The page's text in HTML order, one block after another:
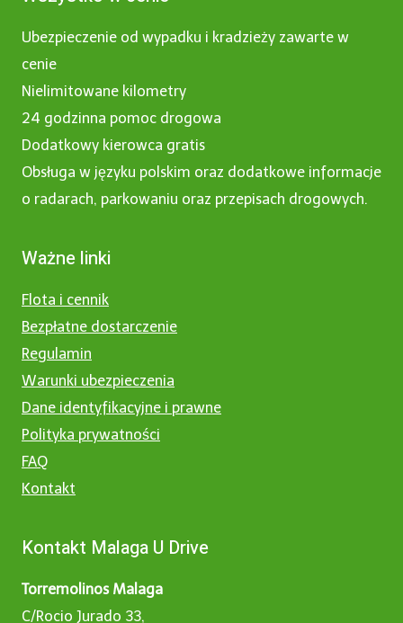
Ubezpieczenie od wypadku i kradzieży zawarte w
cenie
Nielimitowane kilometry
24 godzinna pomoc drogowa
Dodatkowy kierowca gratis
Obsługa w języku polskim oraz dodatkowe informacje
o radarach, parkowaniu oraz przepisach drogowych.
Ważne linki
Flota i cennik
Bezpłatne dostarczenie
Regulamin
Warunki ubezpieczenia
Dane identyfikacyjne i prawne
Polityka prywatności
FAQ
Kontakt
Kontakt Malaga U Drive
Torremolinos Malaga
C/Rocio Jurado 33,